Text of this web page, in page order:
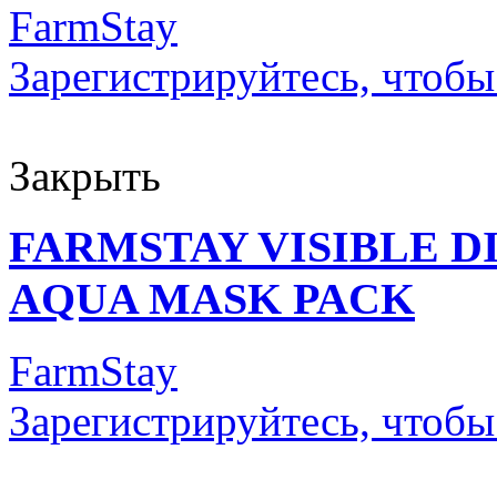
FarmStay
Зарегистрируйтесь,
Закрыть
FARMSTAY VISIBLE
AQUA MASK PACK
FarmStay
Зарегистрируйтесь,